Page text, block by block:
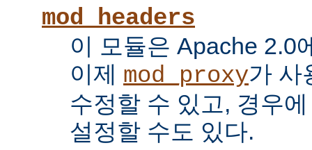
mod_headers
이 모듈은 Apache 2.0
이제 mod_proxy가 사
수정할 수 있고, 경우
설정할 수도 있다.